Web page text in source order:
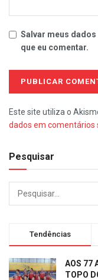
Salvar meus
que eu comentar.
Este site utiliza o
dados em comentários
Pesquisar
Tendências
AOS 77
TOPO